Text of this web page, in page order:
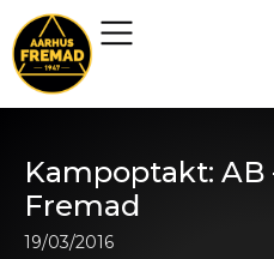
Kampoptakt: AB
Fremad
19/03/2016